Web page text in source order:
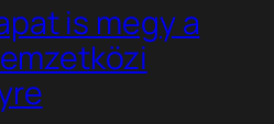
is megy a